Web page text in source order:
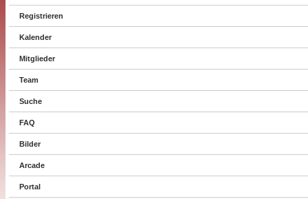
Registrieren
Kalender
Mitglieder
Team
Suche
FAQ
Bilder
Arcade
Portal